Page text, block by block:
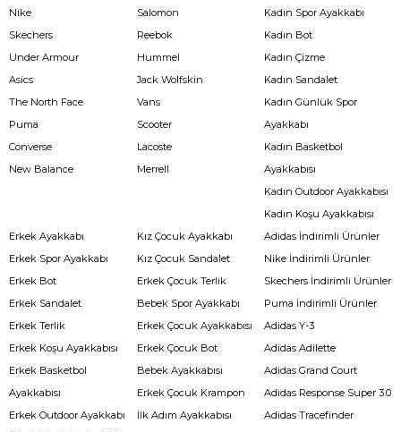
Nike
Skechers
Under Armour
Asics
The North Face
Puma
Converse
New Balance
Salomon
Reebok
Hummel
Jack Wolfskin
Vans
Scooter
Lacoste
Merrell
Kadın Spor Ayakkabı
Kadın Bot
Kadın Çizme
Kadın Sandalet
Kadın Günlük Spor
Ayakkabı
Kadın Basketbol
Ayakkabısı
Kadın Outdoor Ayakkabısı
Kadın Koşu Ayakkabısı
Erkek Ayakkabı
Erkek Spor Ayakkabı
Erkek Bot
Erkek Sandalet
Erkek Terlik
Erkek Koşu Ayakkabısı
Erkek Basketbol
Ayakkabısı
Erkek Outdoor Ayakkabı
Kız Çocuk Ayakkabı
Kız Çocuk Sandalet
Erkek Çocuk Terlik
Bebek Spor Ayakkabı
Erkek Çocuk Ayakkabısı
Erkek Çocuk Bot
Bebek Ayakkabısı
Erkek Çocuk Krampon
İlk Adım Ayakkabısı
Adidas İndirimli Ürünler
Nike İndirimli Ürünler
Skechers İndirimli Ürünler
Puma İndirimli Ürünler
Adidas Y-3
Adidas Adilette
Adidas Grand Court
Adidas Response Super 3.0
Adidas Tracefinder